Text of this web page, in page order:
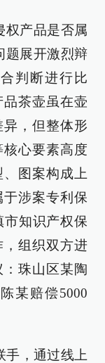
权产品是否属
题展开激烈辩
判断进行比
茶壶虽在壶
，但整体形
心要素高度
图案构成上
涉案专利保
市知识产权保
组织双方进
珠山区某陶
某赔偿5000
手，通过线上